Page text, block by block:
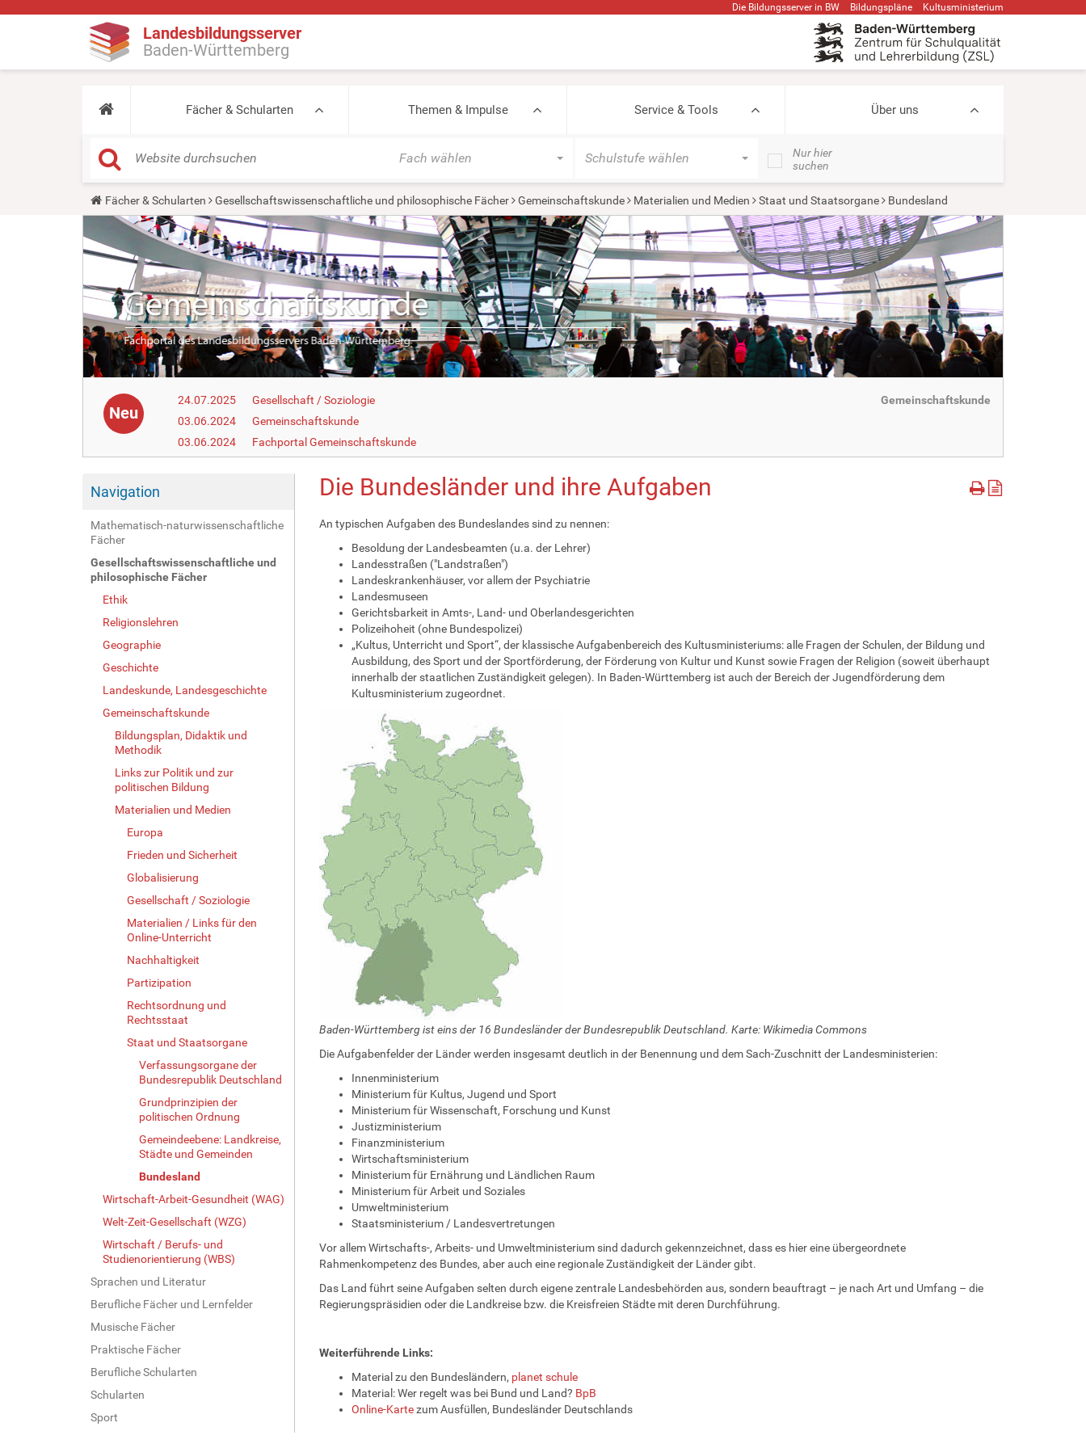
Die Bildungsserver in BW Bildungspläne Kultusministerium
Landesbildungsserver
Baden-Württemberg
Fächer & Schularten Themen & Impulse Service & Tools Über uns
Fach wählen Schulstufe wählen
Nur hier
suchen
Y
o
a
r
e
e
:
Fächer & Schularten Gesellschaftswissenschaftliche und philosophische Fächer Gemeinschaftskunde Materialien und Medien Staat und Staatsorgane Bundesland
Neu
24.07.2025
Gesellschaft / Soziologie
03.06.2024
Gemeinschaftskunde
03.06.2024
Fachportal Gemeinschaftskunde
Gemeinschaftskunde
Navigation
Mathematisch-naturwissenschaftliche
Fächer
Gesellschaftswissenschaftliche und
philosophische Fächer
Ethik
Religionslehren
Geographie
Geschichte
Landeskunde, Landesgeschichte
Gemeinschaftskunde
Bildungsplan, Didaktik und
Methodik
Links zur Politik und zur
politischen Bildung
Materialien und Medien
Europa
Frieden und Sicherheit
Globalisierung
Gesellschaft / Soziologie
Materialien / Links für den
Online-Unterricht
Nachhaltigkeit
Partizipation
Rechtsordnung und
Rechtsstaat
Staat und Staatsorgane
Verfassungsorgane der
Bundesrepublik Deutschland
Grundprinzipien der
politischen Ordnung
Gemeindeebene: Landkreise,
Städte und Gemeinden
Bundesland
Wirtschaft-Arbeit-Gesundheit (WAG)
Welt-Zeit-Gesellschaft (WZG)
Wirtschaft / Berufs- und
Studienorientierung (WBS)
Sprachen und Literatur
Berufliche Fächer und Lernfelder
Musische Fächer
Praktische Fächer
Berufliche Schularten
Schularten
Sport
Die Bundesländer und ihre Aufgaben
An typischen Aufgaben des Bundeslandes sind zu nennen:
Besoldung der Landesbeamten (u.a. der Lehrer)
Landesstraßen ("Landstraßen")
Landeskrankenhäuser, vor allem der Psychiatrie
Landesmuseen
Gerichtsbarkeit in Amts-, Land- und Oberlandesgerichten
Polizeihoheit (ohne Bundespolizei)
„Kultus, Unterricht und Sport“, der klassische Aufgabenbereich des Kultusministeriums: alle Fragen der Schulen, der Bildung und
Ausbildung, des Sport und der Sportförderung, der Förderung von Kultur und Kunst sowie Fragen der Religion (soweit überhaupt
innerhalb der staatlichen Zuständigkeit gelegen). In Baden-Württemberg ist auch der Bereich der Jugendförderung dem
Kultusministerium zugeordnet.
Baden-Württemberg ist eins der 16 Bundesländer der Bundesrepublik Deutschland. Karte: Wikimedia Commons
Die Aufgabenfelder der Länder werden insgesamt deutlich in der Benennung und dem Sach-Zuschnitt der Landesministerien:
Innenministerium
Ministerium für Kultus, Jugend und Sport
Ministerium für Wissenschaft, Forschung und Kunst
Justizministerium
Finanzministerium
Wirtschaftsministerium
Ministerium für Ernährung und Ländlichen Raum
Ministerium für Arbeit und Soziales
Umweltministerium
Staatsministerium / Landesvertretungen
Vor allem Wirtschafts-, Arbeits- und Umweltministerium sind dadurch gekennzeichnet, dass es hier eine übergeordnete
Rahmenkompetenz des Bundes, aber auch eine regionale Zuständigkeit der Länder gibt.
Das Land führt seine Aufgaben selten durch eigene zentrale Landesbehörden aus, sondern beauftragt – je nach Art und Umfang – die
Regierungspräsidien oder die Landkreise bzw. die Kreisfreien Städte mit deren Durchführung.
Weiterführende Links:
Material zu den Bundesländern, planet schule
Material: Wer regelt was bei Bund und Land? BpB
Online-Kartezum Ausfüllen, Bundesländer Deutschlands